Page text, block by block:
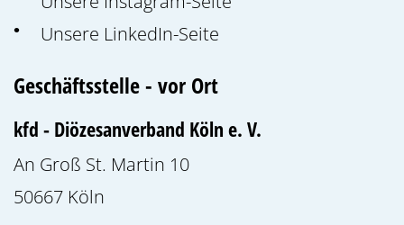
Unsere LinkedIn-Seite
Geschäftsstelle - vor Ort
kfd - Diözesanverband Köln e. V.
An Groß St. Martin 10
50667 Köln